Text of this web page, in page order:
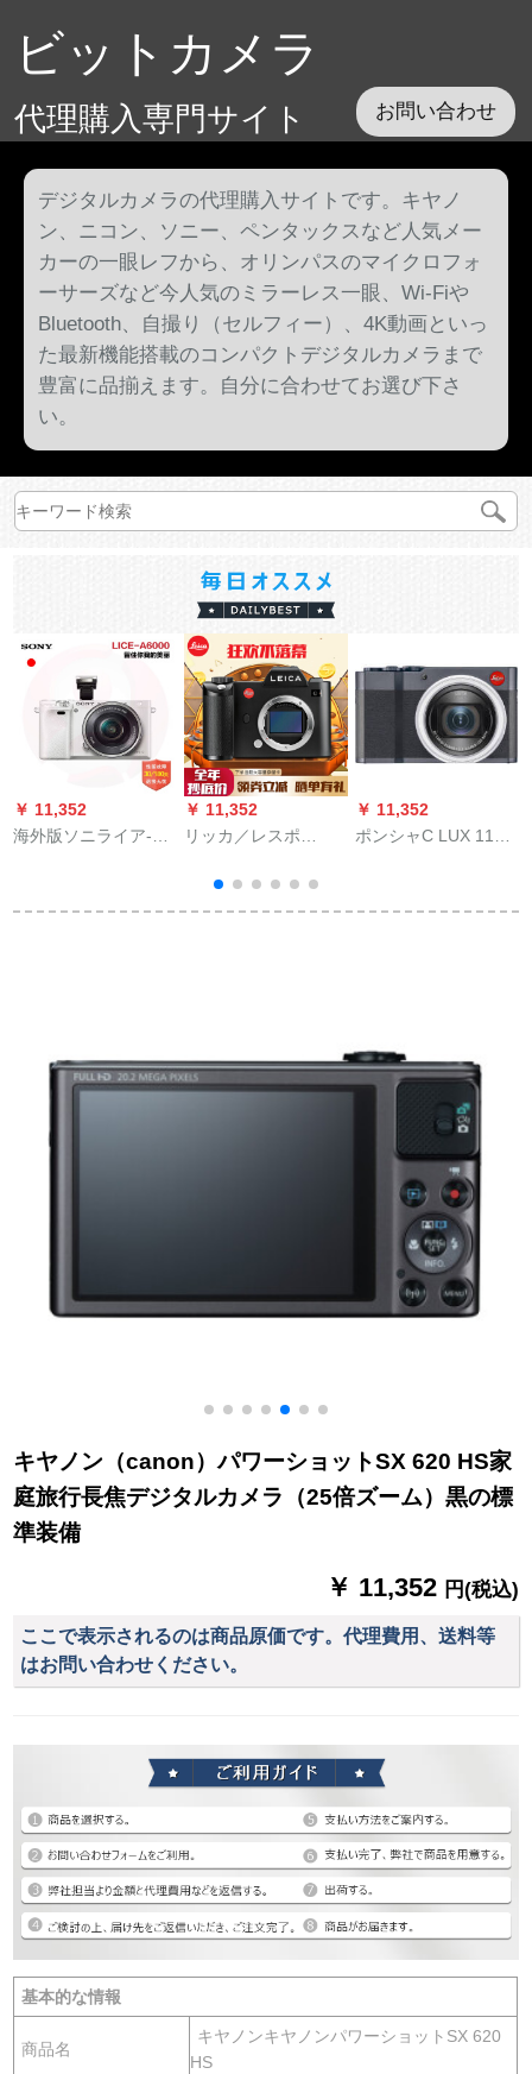
ビットカメラ
代理購入専門サイト お問い合わせ
デジタルカメラの代理購入サイトです。キヤノ
ン、ニコン、ソニー、ペンタックスなど人気メー
カーの一眼レフから、オリンパスのマイクロフォ
ーサーズなど今人気のミラーレス一眼、Wi-Fiや
Bluetooth、自撮り（セルフィー）、4K動画といっ
た最新機能搭載のコンパクトデジタルカメラまで
豊富に品揃えます。自分に合わせてお選び下さ
い。
￥ 11,352
海外版ソニライア-A
して购入しました。
￥ 11,352
リッカ／レスポ
全画的卡メーラ単機
SL 24-90セストカー
￥ 11,352
ポンシャC LUX 112
ズムは、カドカドの
キヤノン（canon）パワーショットSX 620 HS家
庭旅行長焦デジタルカメラ（25倍ズーム）黒の標
準装備
￥ 11,352 円(税込)
ここで表示されるのは商品原価です。代理費用、送料等
はお問い合わせください。
基本的な情報
商品名
キヤノンキヤノンパワーショットSX 620
HS